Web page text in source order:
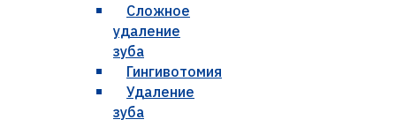
Сложное
удаление
зуба
Гингивотомия
Удаление
зуба